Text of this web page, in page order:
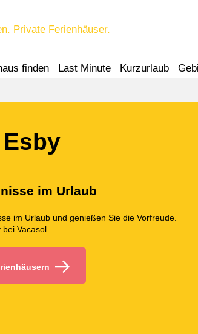
Private Ferienhäuser.
finden Last Minute Kurzurlaub
im Urlaub
im Urlaub und genießen Sie die Vorfreude.
Vacasol.